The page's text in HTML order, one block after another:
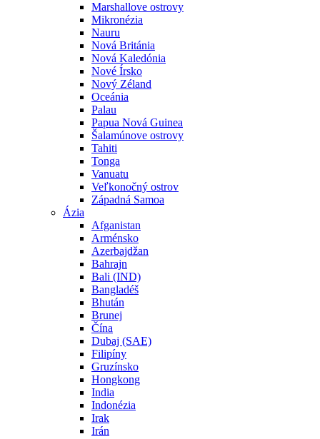
Marshallove ostrovy
Mikronézia
Nauru
Nová Británia
Nová Kaledónia
Nové Írsko
Nový Zéland
Oceánia
Palau
Papua Nová Guinea
Šalamúnove ostrovy
Tahiti
Tonga
Vanuatu
Veľkonočný ostrov
Západná Samoa
Ázia
Afganistan
Arménsko
Azerbajdžan
Bahrajn
Bali (IND)
Bangladéš
Bhután
Brunej
Čína
Dubaj (SAE)
Filipíny
Gruzínsko
Hongkong
India
Indonézia
Irak
Irán